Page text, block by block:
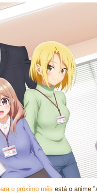
o próximo mês está o anime